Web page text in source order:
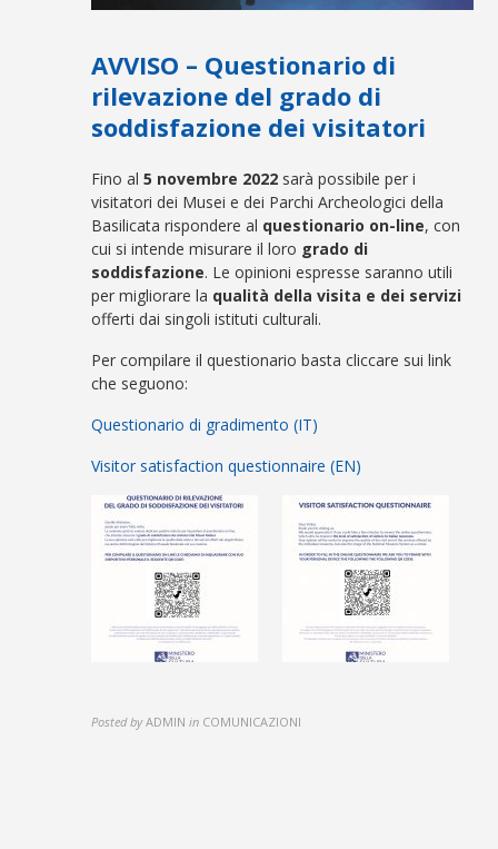
AVVISO – Questionario di
rilevazione del grado di
soddisfazione dei visitatori
Fino al 5 novembre 2022 sarà possibile per i
visitatori dei Musei e dei Parchi Archeologici della
Basilicata rispondere al questionario on-line, con
cui si intende misurare il loro grado di
soddisfazione. Le opinioni espresse saranno utili
per migliorare la qualità della visita e dei servizi
offerti dai singoli istituti culturali.
Per compilare il questionario basta cliccare sui link
che seguono:
Questionario di gradimento (IT)
Visitor satisfaction questionnaire (EN)
Posted by ADMIN in COMUNICAZIONI